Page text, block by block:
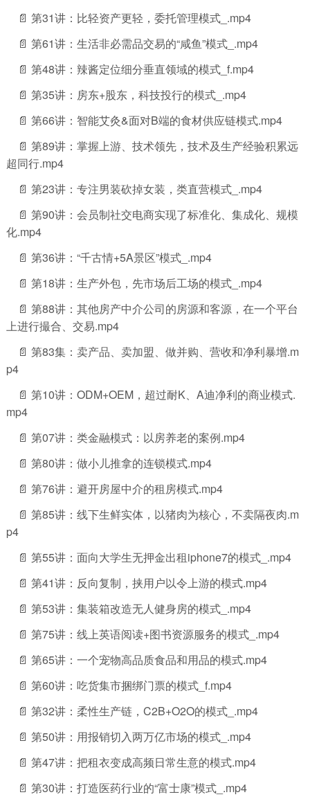
📄 第31讲：比轻资产更轻，委托管理模式_.mp4
📄 第61讲：生活非必需品交易的“咸鱼”模式_.mp4
📄 第48讲：辣酱定位细分垂直领域的模式_f.mp4
📄 第35讲：房东+股东，科技投行的模式_.mp4
📄 第66讲：智能艾灸&面对B端的食材供应链模式.mp4
📄 第89讲：掌握上游、技术领先，技术及生产经验积累远
超同行.mp4
📄 第23讲：专注男装砍掉女装，类直营模式_.mp4
📄 第90讲：会员制社交电商实现了标准化、集成化、规模
化.mp4
📄 第36讲：“千古情+5A景区”模式_.mp4
📄 第18讲：生产外包，先市场后工场的模式_.mp4
📄 第88讲：其他房产中介公司的房源和客源，在一个平台
上进行撮合、交易.mp4
📄 第83集：卖产品、卖加盟、做并购、营收和净利暴增.m
p4
📄 第10讲：ODM+OEM，超过耐K、A迪净利的商业模式.
mp4
📄 第07讲：类金融模式：以房养老的案例.mp4
📄 第80讲：做小儿推拿的连锁模式.mp4
📄 第76讲：避开房屋中介的租房模式.mp4
📄 第85讲：线下生鲜实体，以猪肉为核心，不卖隔夜肉.m
p4
📄 第55讲：面向大学生无押金出租iphone7的模式_.mp4
📄 第41讲：反向复制，挟用户以令上游的模式.mp4
📄 第53讲：集装箱改造无人健身房的模式_.mp4
📄 第75讲：线上英语阅读+图书资源服务的模式_.mp4
📄 第65讲：一个宠物高品质食品和用品的模式.mp4
📄 第60讲：吃货集市捆绑门票的模式_f.mp4
📄 第32讲：柔性生产链，C2B+O2O的模式_.mp4
📄 第50讲：用报销切入两万亿市场的模式_.mp4
📄 第47讲：把租衣变成高频日常生意的模式.mp4
📄 第30讲：打造医药行业的“富士康”模式_.mp4